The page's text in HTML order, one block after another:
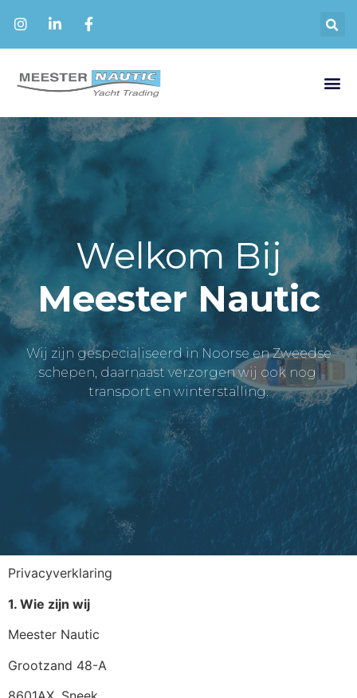
Welkom Bij
Meester Nautic
Wij zijn gespecialiseerd in Noorse en Zweedse
schepen, daarnaast verzorgen wij ook nog
transport en winterstalling.
Privacyverklaring
1. Wie zijn wij
Meester Nautic
Grootzand 48-A